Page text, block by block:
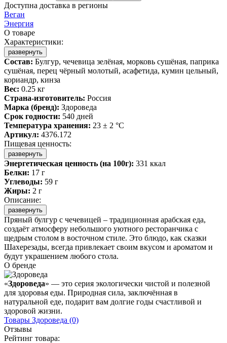
Доступна доставка в регионы
Веган
Энергия
О товаре
Характеристики:
развернуть
Состав: Булгур, чечевица зелёная, морковь сушёная, паприка
сушёная, перец чёрный молотый, асафетида, кумин цельный,
кориандр, кинза
Вес: 0.25 кг
Страна-изготовитель: Россия
Марка (бренд): Здороведа
Срок годности: 540 дней
Температура хранения: 23 ± 2 °C
Артикул: 4376.172
Пищевая ценность:
развернуть
Энергетическая ценность (на 100г): 331 ккал
Белки: 17 г
Углеводы: 59 г
Жиры: 2 г
Описание:
развернуть
Пряный булгур с чечевицей – традиционная арабская еда,
создаёт атмосферу небольшого уютного ресторанчика с
щедрым столом в восточном стиле. Это блюдо, как сказки
Шахерезады, всегда привлекает своим вкусом и ароматом и
будут украшением любого стола.
О бренде
«Здороведа» — это серия экологически чистой и полезной
для здоровья еды. Природная сила, заключённая в
натуральной еде, подарит вам долгие годы счастливой и
здоровой жизни.
Товары Здороведа (0)
Отзывы
Рейтинг товара: